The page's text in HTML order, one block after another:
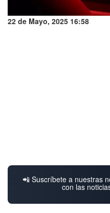
22 de Mayo, 2025 16:58
📲 Suscríbete a nuestras
con las